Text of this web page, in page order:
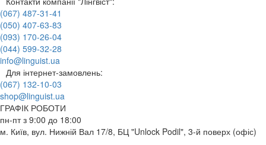
(067) 487-31-41
(050) 407-63-83
(093) 170-26-04
(044) 599-32-28
info@linguist.ua
Для інтернет-замовлень:
(067) 132-10-03
shop@linguist.ua
ГРАФІК РОБОТИ
пн-пт з 9:00 до 18:00
м. Київ, вул. Нижній Вал 17/8, БЦ "Unlock Podil", 3-й поверх (офіс)